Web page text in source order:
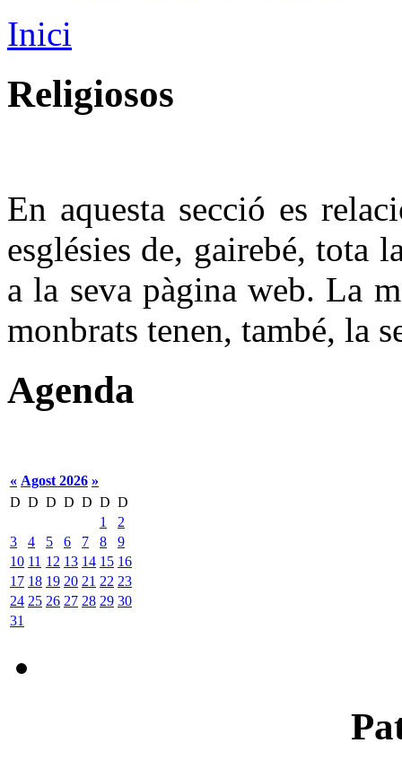
Inici
Religiosos
En aquesta secció es
esglésies de, gairebé, tota
a la seva pàgina web. La
monbrats tenen, també, la
Agenda
« Agost 2026 »
D D D D D D D
1
2
3
4 5 6 7 8
9
10 11 12 13 14 15 16
17 18 19 20 21 22 23
24 25 26 27 28 29 30
31